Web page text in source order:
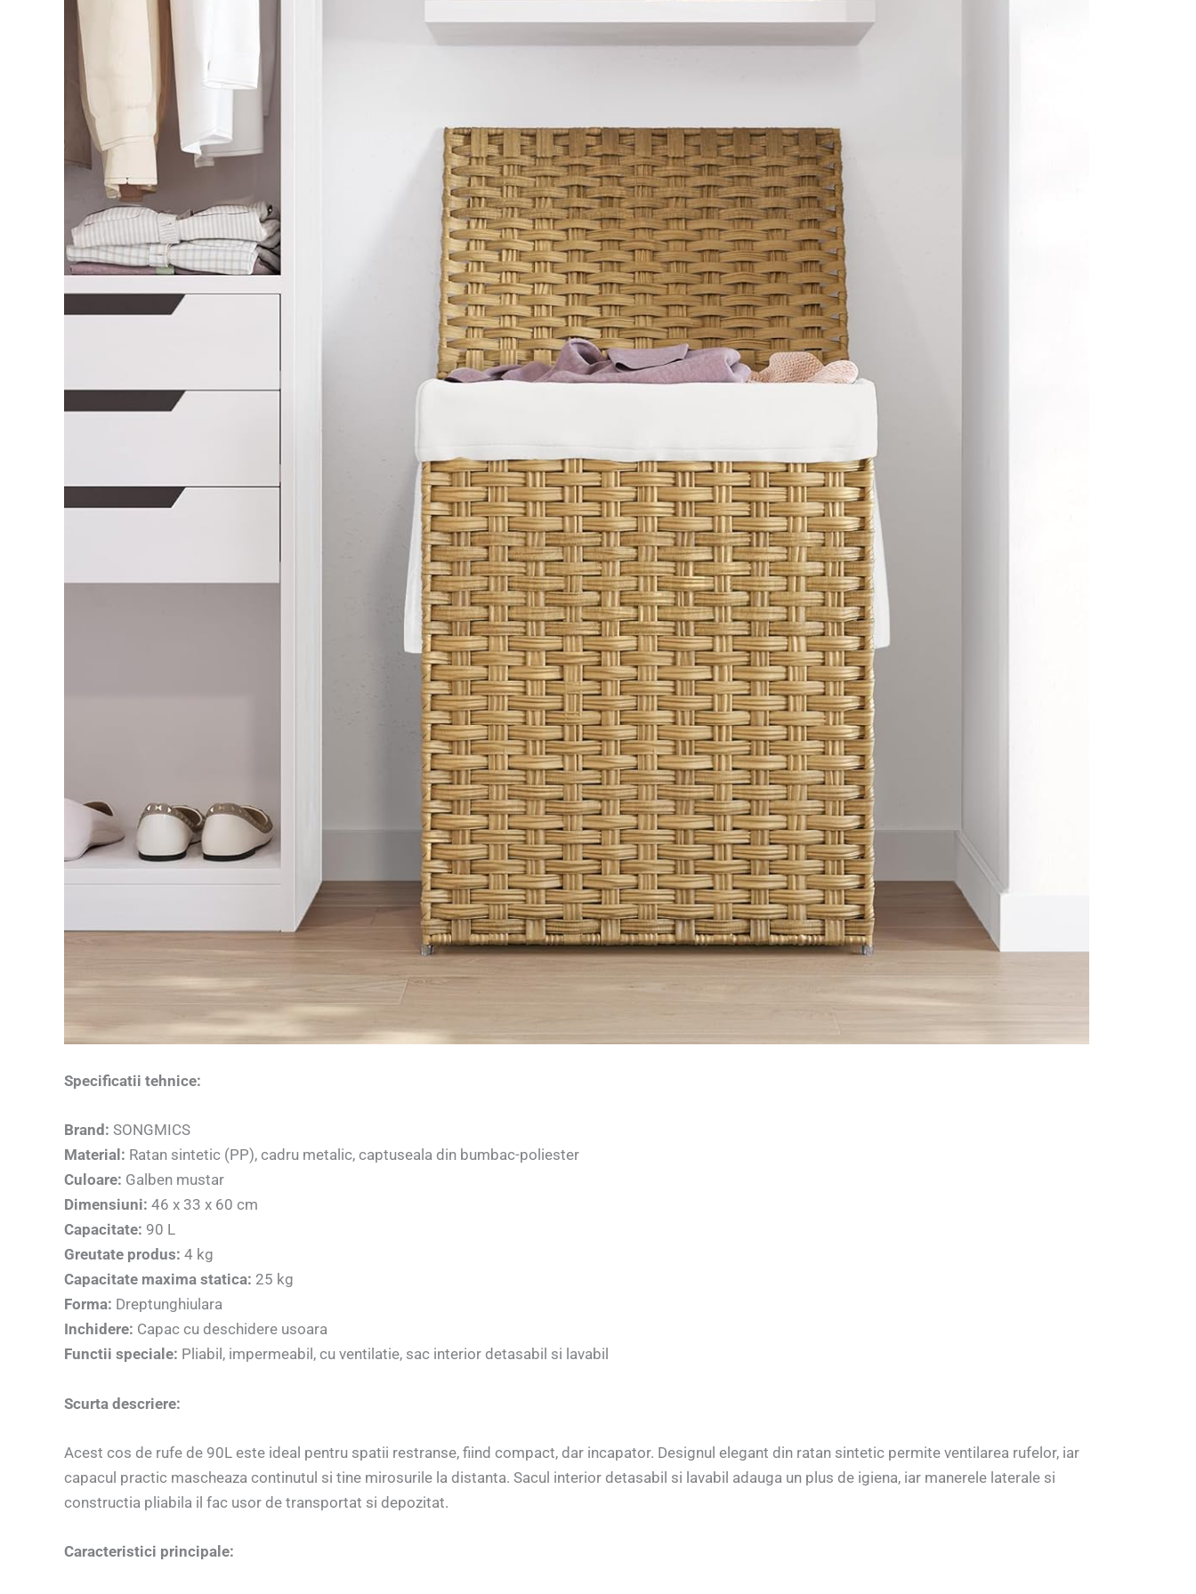
Specificatii tehnice:
Brand: SONGMICS
Material: Ratan sintetic (PP), cadru metalic, captuseala din bumbac-poliester
Culoare: Galben mustar
Dimensiuni: 46 x 33 x 60 cm
Capacitate: 90 L
Greutate produs: 4 kg
Capacitate maxima statica: 25 kg
Forma: Dreptunghiulara
Inchidere: Capac cu deschidere usoara
Functii speciale: Pliabil, impermeabil, cu ventilatie, sac interior detasabil si lavabil
Scurta descriere:
Acest cos de rufe de 90L este ideal pentru spatii restranse, fiind compact, dar incapator. Designul elegant din ratan sintetic permite ventilarea rufelor, iar
capacul practic mascheaza continutul si tine mirosurile la distanta. Sacul interior detasabil si lavabil adauga un plus de igiena, iar manerele laterale si
constructia pliabila il fac usor de transportat si depozitat.
Caracteristici principale: